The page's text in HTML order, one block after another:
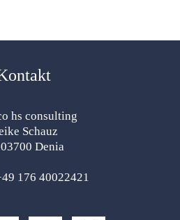
hs consulting
Schauz
Denia
176 40022421